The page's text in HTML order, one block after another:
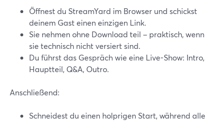
Öffnest du StreamYard im Browser und schickst
deinem Gast einen einzigen Link.
Sie nehmen ohne Download teil – praktisch, wenn
sie technisch nicht versiert sind.
Du führst das Gespräch wie eine Live-Show: Intro,
Hauptteil, Q&A, Outro.
Anschließend:
Schneidest du einen holprigen Start, während alle